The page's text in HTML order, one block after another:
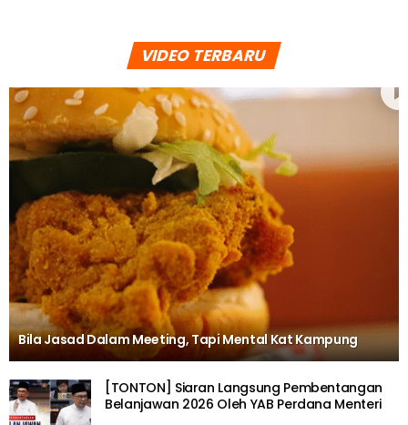
VIDEO TERBARU
Bila Jasad Dalam Meeting, Tapi Mental Kat Kampung
[TONTON] Siaran Langsung Pembentangan
Belanjawan 2026 Oleh YAB Perdana Menteri